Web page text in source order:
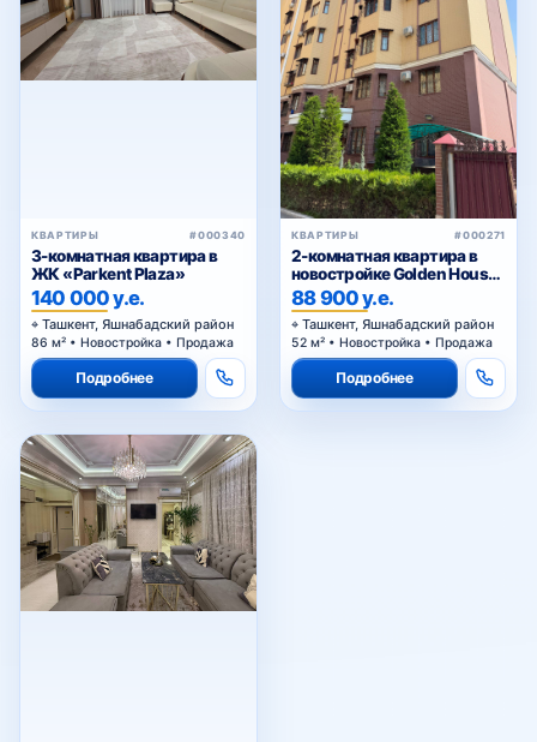
Чкалов
Яшнабад
Тузель-1
Тузель-2
Тузель-3
КВАРТИРЫ #000340
3-комнатная квартира в
ЖК «Parkent Plaza»
140 000 у.е.
Ташкент, Яшнабадский район
86 м² • Новостройка • Продажа
Подробнее
КВАРТИРЫ #000271
2-комнатная квартира в
новостройке Golden House
Паркентский, Яшнабадский
район — купить квартиру в
Ташкенте с мебелью и
техникой
88 900 у.е.
Ташкент, Яшнабадский район
52 м² • Новостройка • Продажа
Подробнее